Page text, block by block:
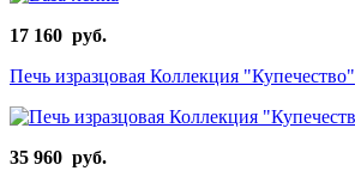
17 160 руб.
Печь изразцовая Коллекция "Купечество"
35 960 руб.